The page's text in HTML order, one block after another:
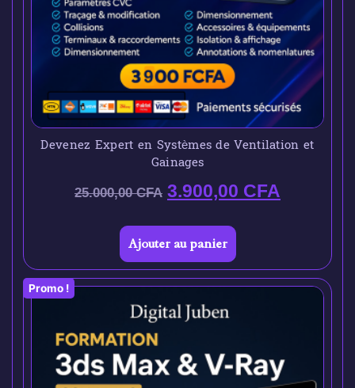
Devenez Expert en Systèmes de Ventilation et
Gainages
25.000,00CFA 3.900,00 CFA
Ajouter au panier
Promo !